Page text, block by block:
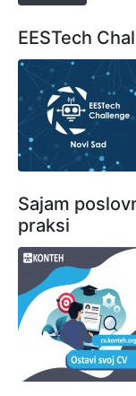
EESTech
Sajam
praksi